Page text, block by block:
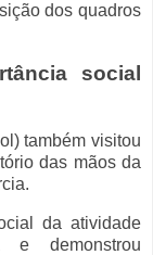
dos quadros
social
também visitou
das mãos da
da atividade
e demonstrou